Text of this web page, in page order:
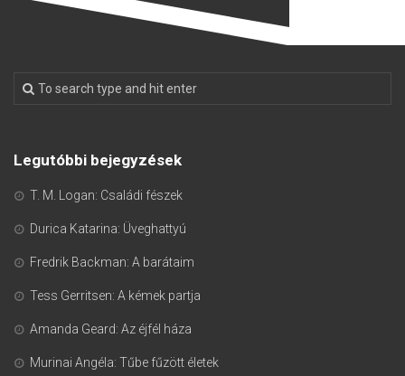
Legutóbbi bejegyzések
T. M. Logan: Családi fészek
Durica Katarina: Üveghattyú
Fredrik Backman: A barátaim
Tess Gerritsen: A kémek partja
Amanda Geard: Az éjfél háza
Murinai Angéla: Tűbe fűzött életek